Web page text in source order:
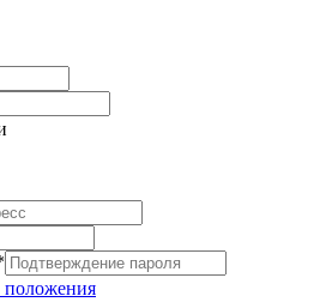
положения